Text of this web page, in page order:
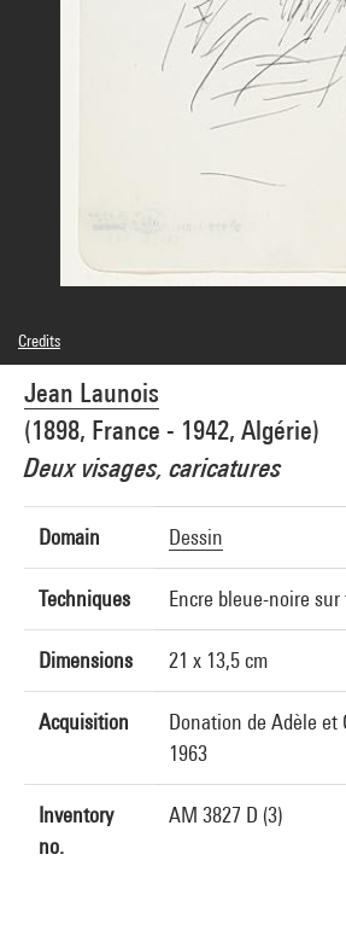
Jean Launois
(1898, France - 1942, Algérie)
Deux visages, caricatures
Domain Dessin
Techniques Encre bleue-noire
Dimensions 21 x 13,5 cm
Acquisition
Donation de Adèle et
1963
Inventory
no.
AM 3827 D (3)
Credits
Caption : Récolement, image du Musée des Beaux-
Besançon
Domaine public
Photo credits : Musée des Beaux-Arts et
Besançon
Image reference : 5A04329